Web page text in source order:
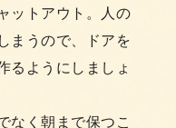
ットアウト。人の
まうので、ドアを
るようにしましょ
なく朝まで保つこ